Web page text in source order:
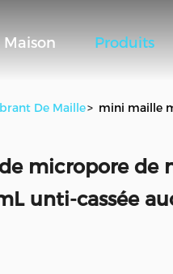
Maison Produits
De Maille> mini maille
micropore de
unti-cassée